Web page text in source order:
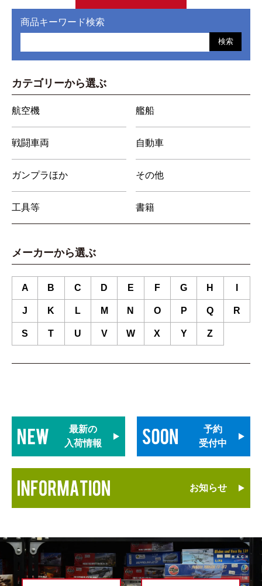
商品キーワード検索
検索
カテゴリーから選ぶ
航空機 艦船
戦闘車両 自動車
ガンプラほか その他
工具等 書籍
メーカーから選ぶ
A B C D E F G H
J K L M N O P Q R
S T U V W X Y Z
最新の
入荷情報
予約
受付中
お知らせ